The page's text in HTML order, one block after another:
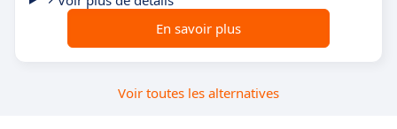
En savoir plus
Voir toutes les alternatives